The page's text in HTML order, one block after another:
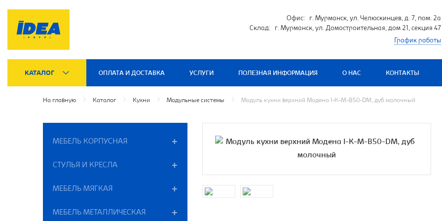
Офис: г. Мурманск, ул. Челюскинцев, д. 7, пом. 2а
Склад: г. Мурманск, ул. Домостроительная, дом 21, секция 47
График работы
КАТАЛОГ ОПЛАТА И ДОСТАВКА УСЛУГИ ПОЛЕЗНАЯ ИНФОРМАЦИЯ О НАС КОНТАКТЫ
На главную Каталог Кухни Модульные системы Модуль кухни верхний Модена I-K-M-B50-DM, дуб молочный
МЕБЕЛЬ КОРПУСНАЯ
СТУЛЬЯ И КРЕСЛА
МЕБЕЛЬ МЯГКАЯ
МЕБЕЛЬ МЕТАЛЛИЧЕСКАЯ